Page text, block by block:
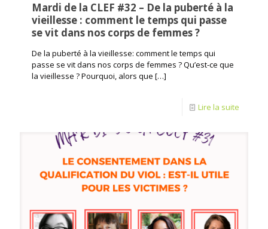
Mardi de la CLEF #32 – De la puberté à la
vieillesse : comment le temps qui passe
se vit dans nos corps de femmes ?
De la puberté à la vieillesse: comment le temps qui
passe se vit dans nos corps de femmes ? Qu’est-ce que
la vieillesse ? Pourquoi, alors que […]
Lire la suite